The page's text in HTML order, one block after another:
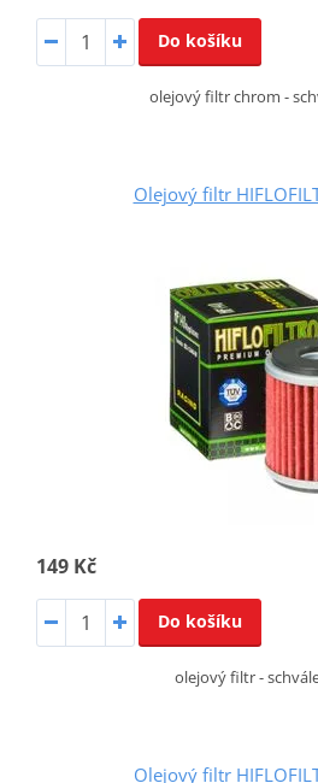
Do košíku
olejový filtr chrom -
Olejový filtr
149 Kč
Do košíku
olejový filtr -
Olejový filtr